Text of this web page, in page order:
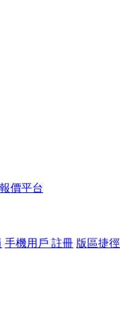
價平台
手機用戶 註冊 版區捷徑